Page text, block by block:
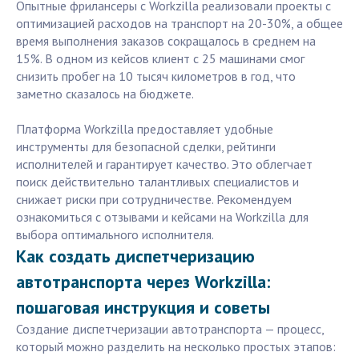
Опытные фрилансеры с Workzilla реализовали проекты с
оптимизацией расходов на транспорт на 20-30%, а общее
время выполнения заказов сокращалось в среднем на
15%. В одном из кейсов клиент с 25 машинами смог
снизить пробег на 10 тысяч километров в год, что
заметно сказалось на бюджете.
Платформа Workzilla предоставляет удобные
инструменты для безопасной сделки, рейтинги
исполнителей и гарантирует качество. Это облегчает
поиск действительно талантливых специалистов и
снижает риски при сотрудничестве. Рекомендуем
ознакомиться с отзывами и кейсами на Workzilla для
выбора оптимального исполнителя.
Как создать диспетчеризацию
автотранспорта через Workzilla:
пошаговая инструкция и советы
Создание диспетчеризации автотранспорта — процесс,
который можно разделить на несколько простых этапов: